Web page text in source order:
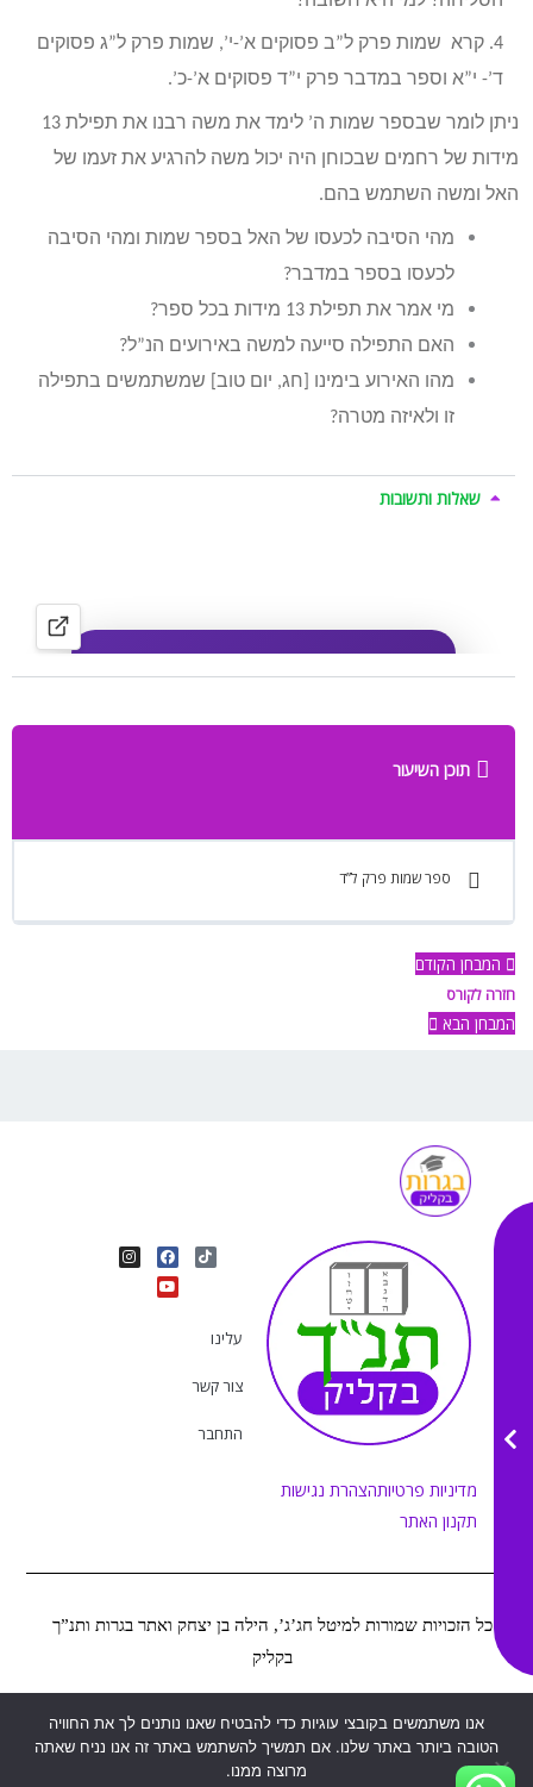
4. קרא שמות פרק ל”ב פסוקים א’-י’, שמות פרק ל”ג פסוקים
ד’- י”א וספר במדבר פרק י”ד פסוקים א’-כ’.
ניתן לומר שבספר שמות ה’ לימד את משה רבנו את תפילת 13
מידות של רחמים שבכוחן היה יכול משה להרגיע את זעמו של
האל ומשה השתמש בהם.
מהי הסיבה לכעסו של האל בספר שמות ומהי הסיבה
לכעסו בספר במדבר?
מי אמר את תפילת 13 מידות בכל ספר?
האם התפילה סייעה למשה באירועים הנ”ל?
מהו האירוע בימינו [חג, יום טוב] שמשתמשים בתפילה
זו ולאיזה מטרה?
שאלות ותשובות
תוכן השיעור
ספר שמות פרק ל”ד
המבחן הקודם
חזרה לקורס
המבחן הבא
מדיניות פרטיותהצהרת נגישות
תקנון האתר
T
i
F
a
c
e
I
n
Y
o
u
t
עלינו
צור קשר
התחבר
כל הזכויות שמורות למיטל חג’ג’, הילה בן יצחק ואתר בגרות ותנ”ך
בקליק
©נבנה ע”י2022
Web&MOR
אנו משתמשים בקובצי עוגיות כדי להבטיח שאנו נותנים לך את החוויה
הטובה ביותר באתר שלנו. אם תמשיך להשתמש באתר זה אנו נניח שאתה
מרוצה ממנו.